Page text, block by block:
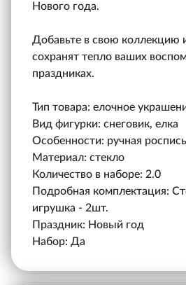
Нового года.
Добавьте в свою коллекцию
сохранят тепло ваших
праздниках.
Тип товара: елочное
Вид фигурки: снеговик, елка
Особенности: ручная роспись
Материал: стекло
Количество в наборе: 2.0
Подробная комплектация:
игрушка - 2шт.
Праздник: Новый год
Набор: Да